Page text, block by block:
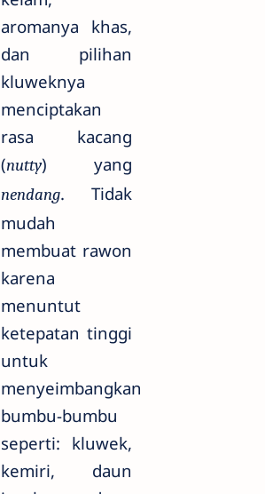
aromanya khas,
dan pilihan
kluweknya
menciptakan
rasa kacang
(nutty) yang
nendang. Tidak
mudah
membuat rawon
karena
menuntut
ketepatan tinggi
untuk
menyeimbangkan
bumbu-bumbu
seperti: kluwek,
kemiri, daun